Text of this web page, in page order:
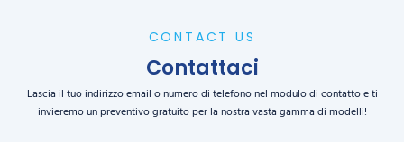
CONTACT US
Contattaci
Lascia il tuo indirizzo email o numero di telefono nel modulo di contatto e ti
invieremo un preventivo gratuito per la nostra vasta gamma di modelli!